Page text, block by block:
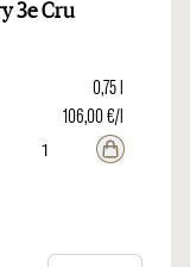
3e Cru
0,75 l
106,00 €/l